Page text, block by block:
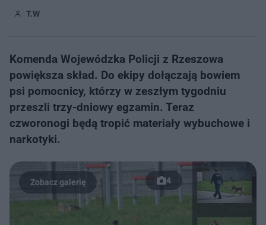
T.W
Komenda Wojewódzka Policji z Rzeszowa
powiększa skład. Do ekipy dołączają bowiem
psi pomocnicy, którzy w zeszłym tygodniu
przeszli trzy-dniowy egzamin. Teraz
czworonogi będą tropić materiały wybuchowe i
narkotyki.
4